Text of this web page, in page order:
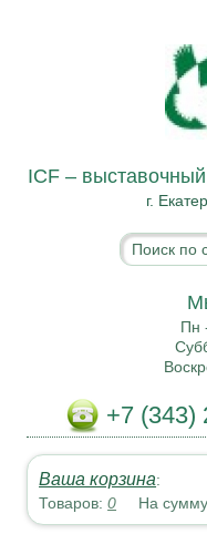
ICF –
г.
Пн
+7 (343)
Ваша корзина:
Товаров:0 На